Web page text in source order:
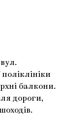
балкони.
дороги,